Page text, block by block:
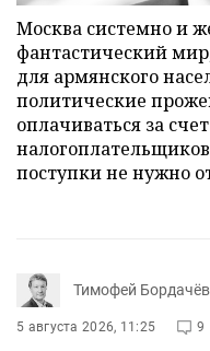
Москва системно и
фантастический
для армянского
политические
оплачиваться за
поступки не нужно
Тимофей Бордачёв
5 августа 2026, 11:25 9